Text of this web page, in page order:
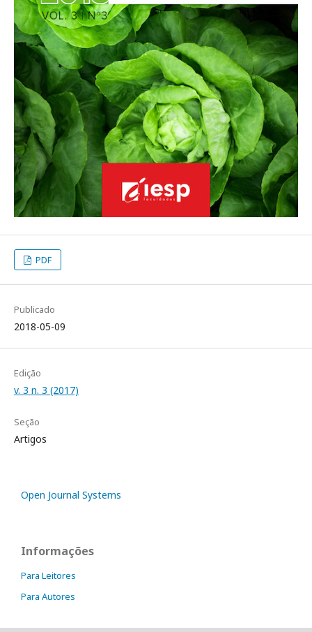
PDF
Publicado
2018-05-09
Edição
v. 3 n. 3 (2017)
Seção
Artigos
Open Journal Systems
Informações
Para Leitores
Para Autores